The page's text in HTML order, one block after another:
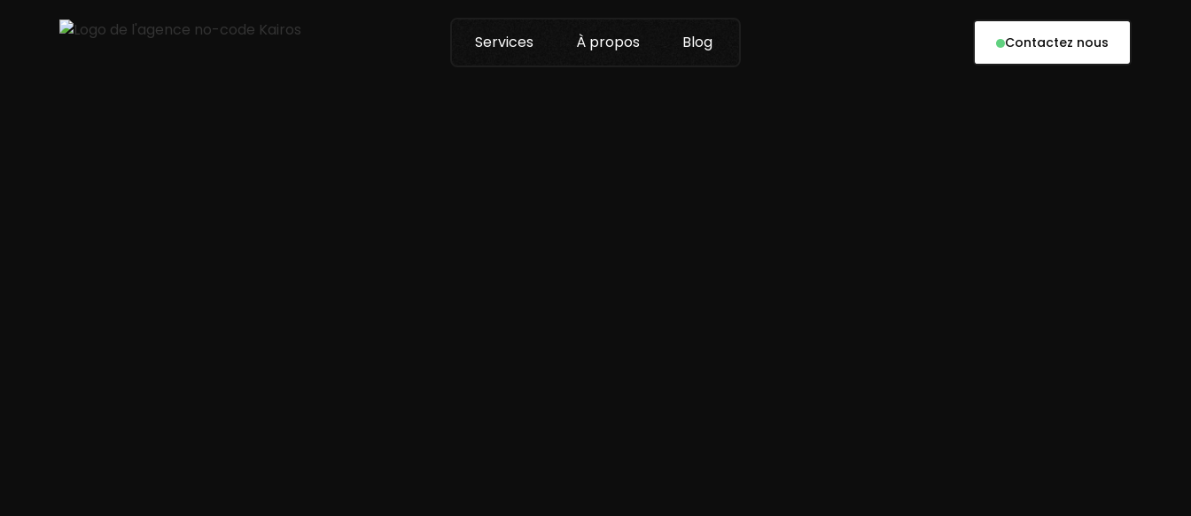
Services À propos Blog Contactez nous